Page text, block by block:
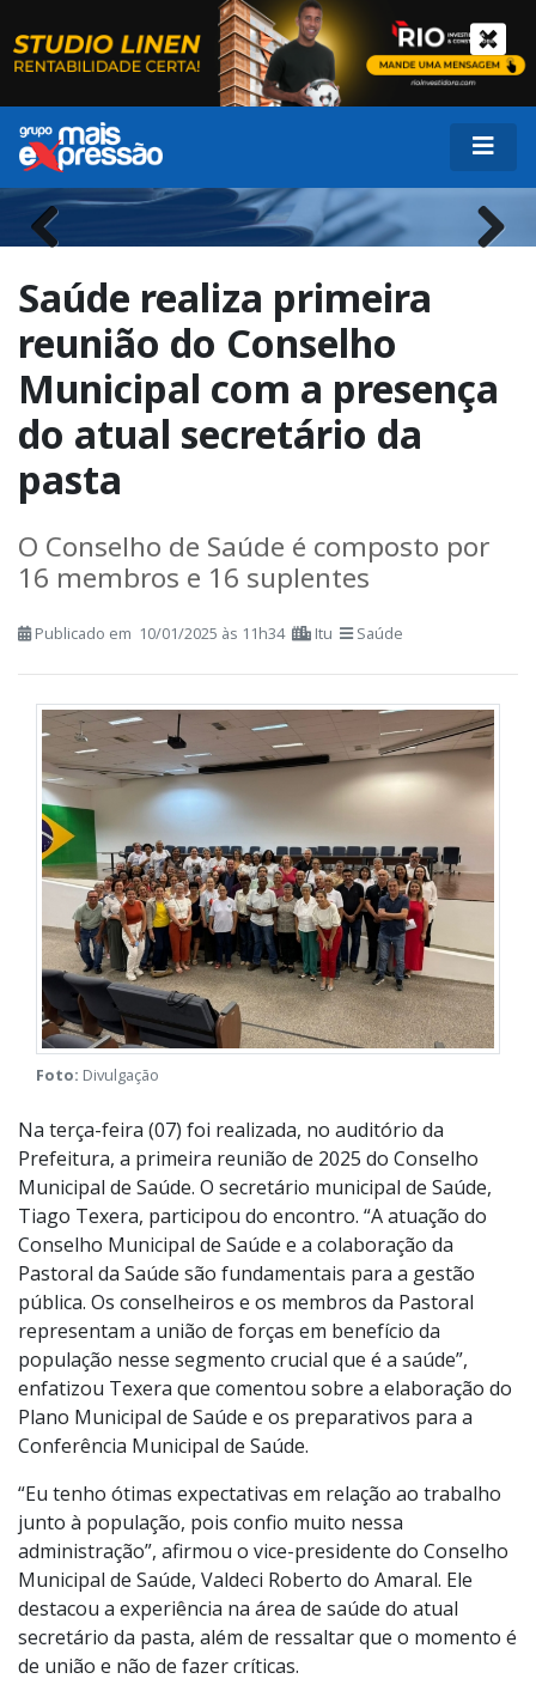
Previous
Saúde realiza primeira
reunião do Conselho
Municipal com a presença
do atual secretário da
pasta
O Conselho de Saúde é composto por
16 membros e 16 suplentes
Divulgação
Na terça-feira (07) foi realizada, no auditório da
Prefeitura, a primeira reunião de 2025 do Conselho
Municipal de Saúde. O secretário municipal de Saúde,
Tiago Texera, participou do encontro. “A atuação do
Conselho Municipal de Saúde e a colaboração da
Pastoral da Saúde são fundamentais para a gestão
pública. Os conselheiros e os membros da Pastoral
representam a união de forças em benefício da
população nesse segmento crucial que é a saúde”,
enfatizou Texera que comentou sobre a elaboração do
Plano Municipal de Saúde e os preparativos para a
Conferência Municipal de Saúde.
“Eu tenho ótimas expectativas em relação ao trabalho
junto à população, pois confio muito nessa
administração”, afirmou o vice-presidente do Conselho
Municipal de Saúde, Valdeci Roberto do Amaral. Ele
destacou a experiência na área de saúde do atual
secretário da pasta, além de ressaltar que o momento é
de união e não de fazer críticas.